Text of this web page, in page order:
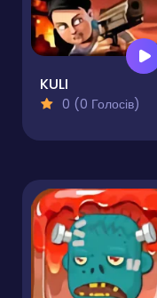
KULI
0 (0 Голосів)